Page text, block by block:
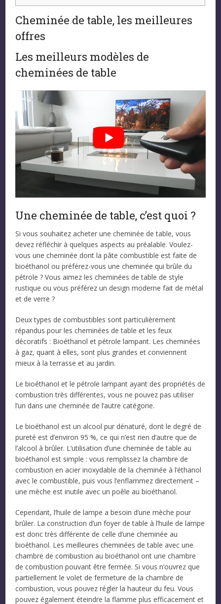
Cheminée de table, les meilleures
offres
Les meilleurs modèles de
cheminées de table
Une cheminée de table, c’est quoi ?
Si vous souhaitez acheter une cheminée de table, vous
devez réfléchir à quelques aspects au préalable. Voulez-
vous une cheminée dont la pâte combustible est faite de
bioéthanol ou préférez-vous une cheminée qui brûle du
pétrole ? Vous aimez les cheminées de table de style
rustique ou vous préférez un design moderne fait de métal
et de verre ?
Deux types de combustibles sont particulièrement
répandus pour les cheminées de table et les feux
décoratifs : Bioéthanol et pétrole lampant. Les cheminées
à gaz, quant à elles, sont plus grandes et conviennent
mieux à la terrasse et au jardin.
Le bioéthanol et le pétrole lampant ayant des propriétés de
combustion très différentes, vous ne pouvez pas utiliser
l’un dans une cheminée de l’autre catégorie.
Le bioéthanol est un alcool pur dénaturé, dont le degré de
pureté est d’environ 95 %, ce qui n’est rien d’autre que de
l’alcool à brûler. L’utilisation d’une cheminée de table au
bioéthanol est simple : vous remplissez la chambre de
combustion en acier inoxydable de la cheminée à l’éthanol
avec le combustible, puis vous l’enflammez directement –
une mèche est inutile avec un poêle au bioéthanol.
Cependant, l’huile de lampe a besoin d’une mèche pour
brûler. La construction d’un foyer de table à l’huile de lampe
est donc très différente de celle d’une cheminée au
bioéthanol. Les meilleures cheminées de table avec une
chambre de combustion au bioéthanol ont une chambre
de combustion pouvant être fermée. Si vous n’ouvrez que
partiellement le volet de fermeture de la chambre de
combustion, vous pouvez régler la hauteur du feu. Vous
pouvez également éteindre la flamme plus efficacement et